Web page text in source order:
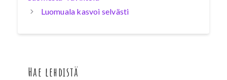
Luomuala kasvoi selvästi
Hae lehdistä